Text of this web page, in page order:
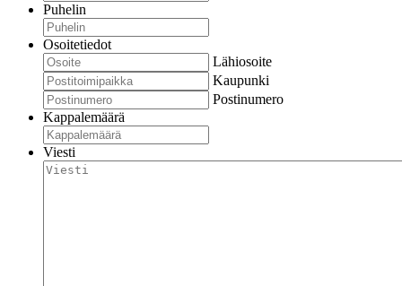
Puhelin
Osoitetiedot
Lähiosoite
Kaupunki
Postinumero
Kappalemäärä
Viesti